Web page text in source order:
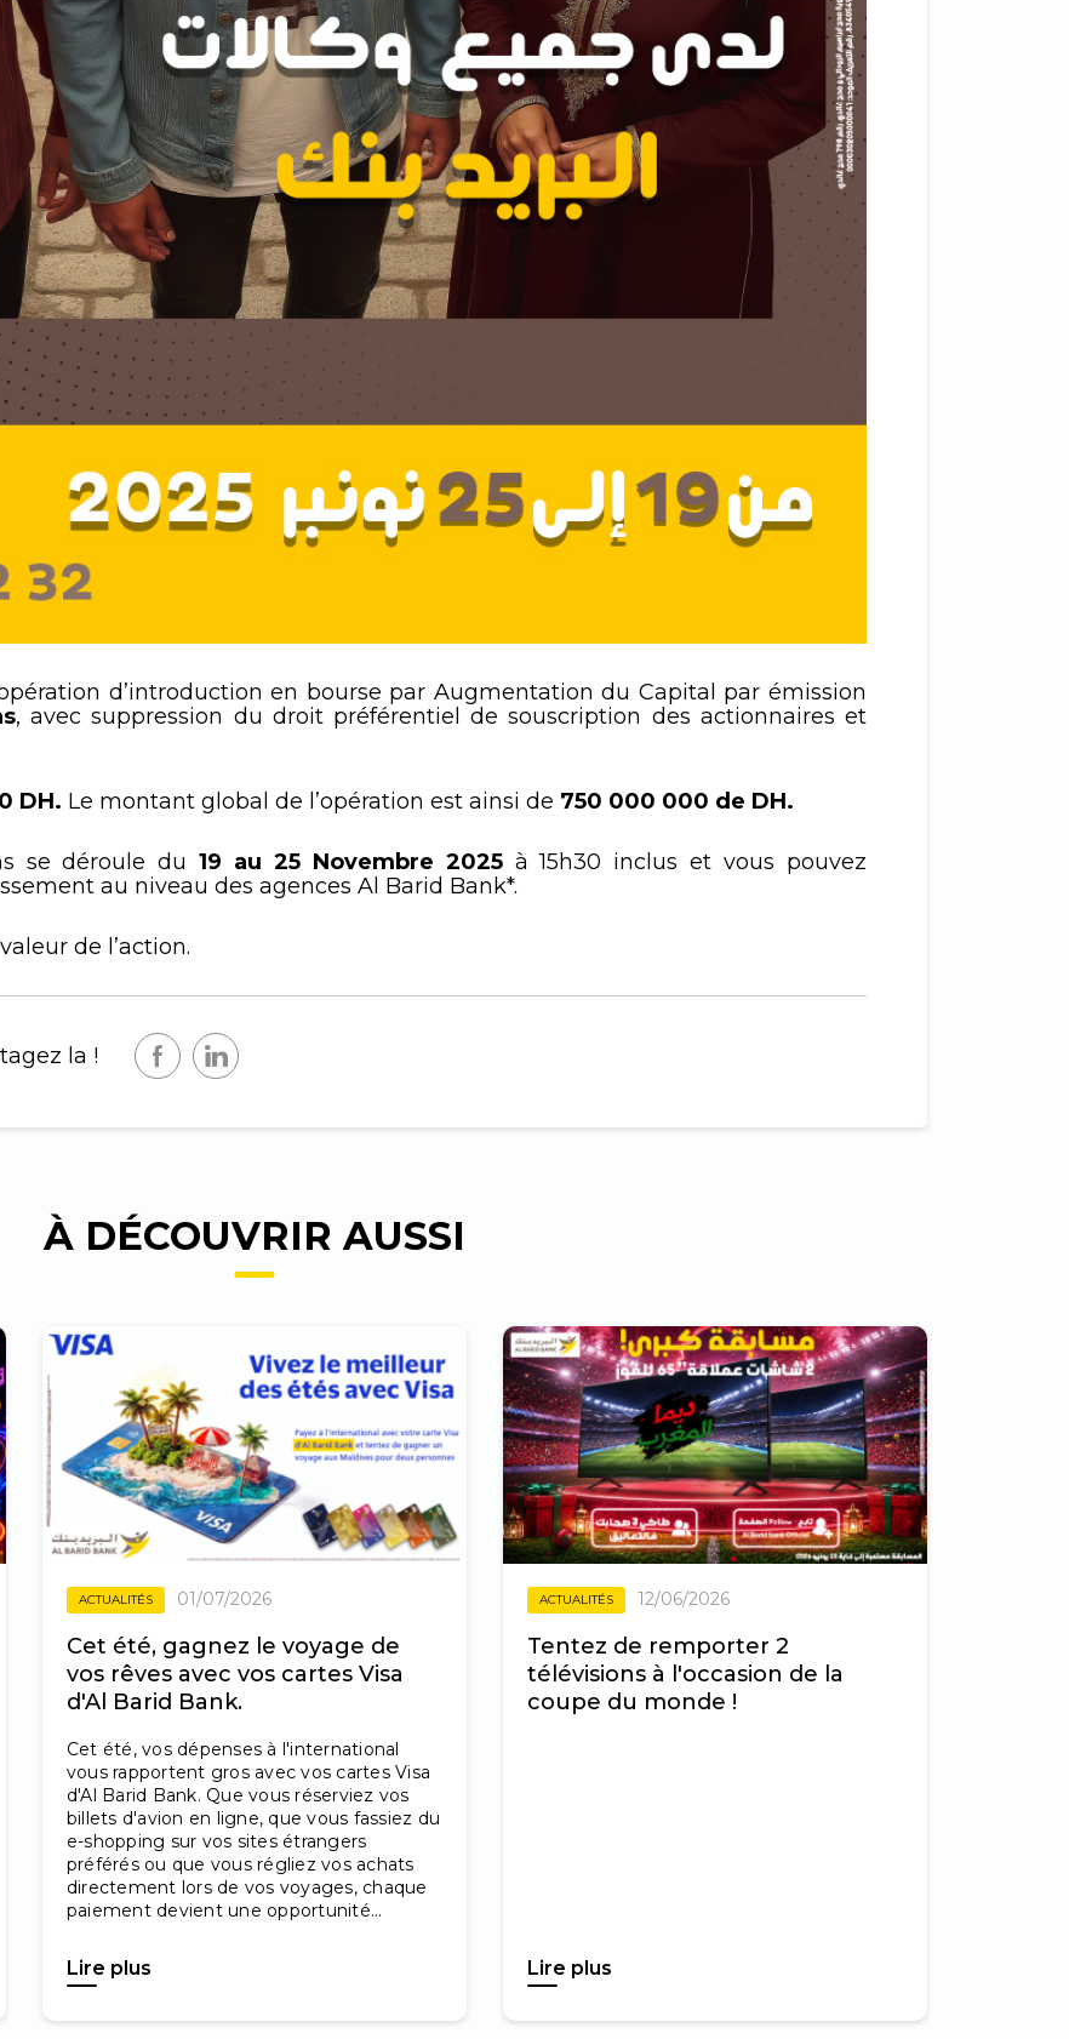
d’introduction en bourse par Augmentation du Capital par émission
, avec suppression du droit préférentiel de souscription des actionnaires et
DH. Le montant global de l’opération est ainsi de 750 000 000 de DH.
se déroule du19 au 25 Novembre 2025à 15h30 inclus et vous pouvez
au niveau des agences Al Barid Bank*.
de l’action.
la !
À DÉCOUVRIR AUSSI
ACTUALITÉS 01/07/2026
Cet été, gagnez le voyage de
vos rêves avec vos cartes Visa
d'Al Barid Bank.
Cet été, vos dépenses à l'international
vous rapportent gros avec vos cartes Visa
d'Al Barid Bank. Que vous réserviez vos
billets d'avion en ligne, que vous fassiez du
e-shopping sur vos sites étrangers
préférés ou que vous régliez vos achats
directement lors de vos voyages, chaque
paiement devient une opportunité...
Lire plus
ACTUALITÉS 12/06/2026
Tentez de remporter 2
télévisions à l'occasion de la
coupe du monde !
Lire plus